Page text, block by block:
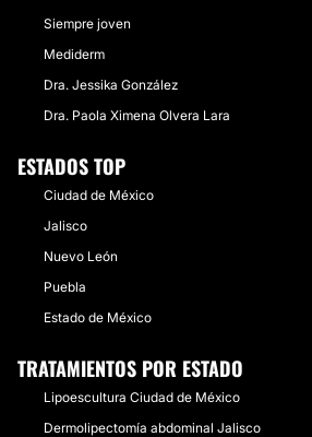
Siempre joven
Mediderm
Dra. Jessika González
Dra. Paola Ximena Olvera Lara
ESTADOS TOP
Ciudad de México
Jalisco
Nuevo León
Puebla
Estado de México
TRATAMIENTOS POR ESTADO
Lipoescultura Ciudad de México
Dermolipectomía abdominal Jalisco